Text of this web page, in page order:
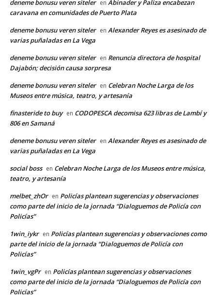
deneme bonusu veren siteler en Abinader y Paliza encabezan
caravana en comunidades de Puerto Plata
deneme bonusu veren siteler en Alexander Reyes es asesinado de
varias puñaladas en La Vega
deneme bonusu veren siteler en Renuncia directora de hospital
Dajabón; decisión causa sorpresa
deneme bonusu veren siteler en Celebran Noche Larga de los
Museos entre música, teatro, y artesanía
finasteride to buy en CODOPESCA decomisa 623 libras de Lambí y
806 en Samaná
deneme bonusu veren siteler en Alexander Reyes es asesinado de
varias puñaladas en La Vega
social boss en Celebran Noche Larga de los Museos entre música,
teatro, y artesanía
melbet_zhOr en Policías plantean sugerencias y observaciones
como parte del inicio de la jornada “Dialoguemos de Policía con
Policías”
1win_iykr en Policías plantean sugerencias y observaciones como
parte del inicio de la jornada “Dialoguemos de Policía con
Policías”
1win_vgPr en Policías plantean sugerencias y observaciones
como parte del inicio de la jornada “Dialoguemos de Policía con
Policías”